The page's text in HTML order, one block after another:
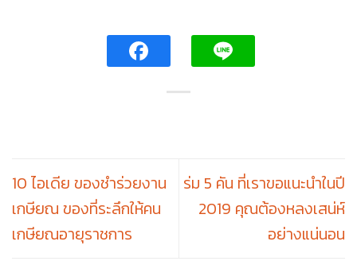
10 ไอเดีย ของชำร่วยงาน
เกษียณ ของที่ระลึกให้คน
เกษียณอายุราชการ
ร่ม 5 คัน ที่เราขอแนะนำในปี
2019 คุณต้องหลงเสน่ห์
อย่างแน่นอน